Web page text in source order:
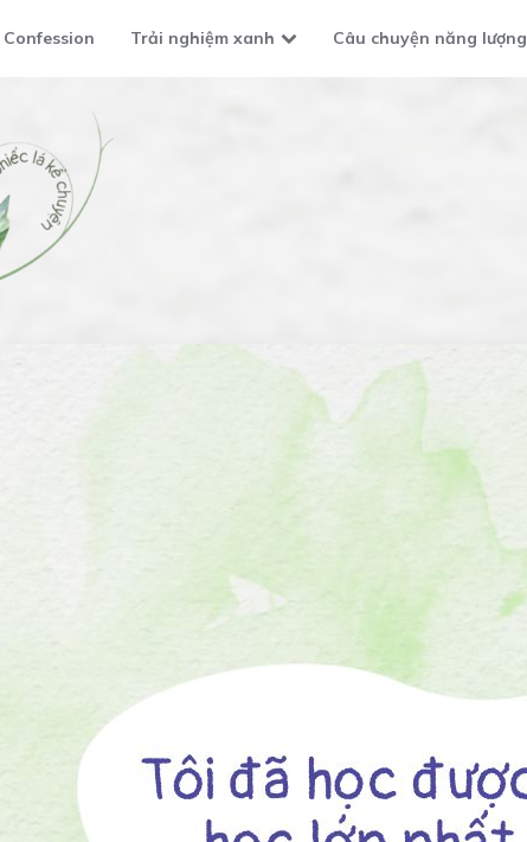
Confession Trải nghiệm xanh Câu chuyện năng lượng